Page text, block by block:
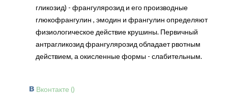
гликозид) - франгулярозид и его производные
глюкофрангулин , эмодин и франгулин определяют
физиологическое действие крушины. Первичный
антрагликозид франгулярозид обладает рвотным
действием, а окисленные формы - слабительным.
Вконтакте ()